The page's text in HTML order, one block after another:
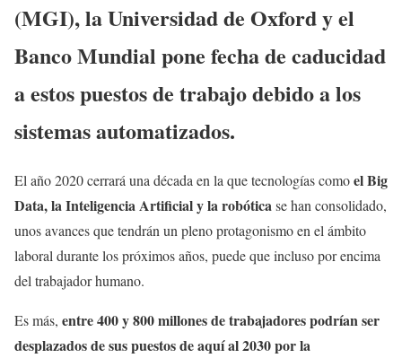
(MGI), la Universidad de Oxford y el
Banco Mundial pone fecha de caducidad
a estos puestos de trabajo debido a los
sistemas automatizados.
El año 2020 cerrará una década en la que tecnologías comoel Big
Data, la Inteligencia Artificial y la robóticase han consolidado,
unos avances que tendrán un pleno protagonismo en el ámbito
laboral durante los próximos años, puede que incluso por encima
del trabajador humano.
Es más, entre 400 y 800 millones de trabajadores podrían ser
desplazados de sus puestos de aquí al 2030 por la